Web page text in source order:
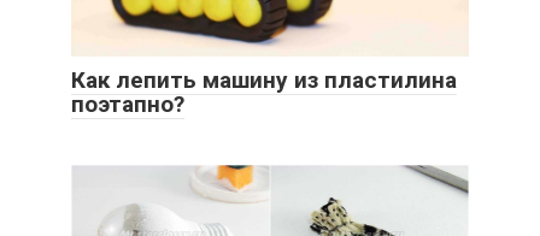
Как лепить машину из пластилина
поэтапно?